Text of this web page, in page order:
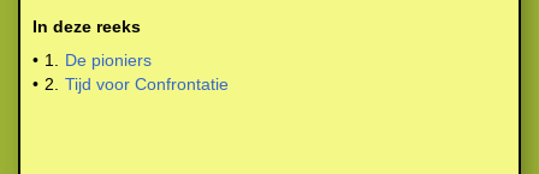
In deze reeks
• 1.
De pioniers
• 2. Tijd voor Confrontatie